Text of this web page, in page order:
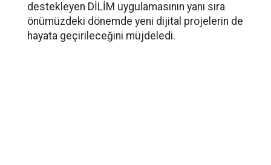
destekleyen DİLİM uygulamasının yanı sıra
önümüzdeki dönemde yeni dijital projelerin de
hayata geçirileceğini müjdeledi.